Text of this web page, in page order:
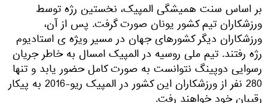
بر اساس سنت همیشگی المپیک، نخستین رژه توسط
ورزشکاران تیم کشور یونان صورت گرفت. پس از آن،
ورزشکاران دیگر کشورهای جهان در مسیر ویژه ی استادیوم
رژه رفتند. تیم ملی روسیه در المپیک امسال به خاطر جریان
رسوایی دوپینگ نتوانست به صورت کامل حضور یابد و تنها
280 نفر از ورزشکاران این کشور در المپیک ریو-2016 به پیکار